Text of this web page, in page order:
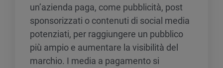
un’azienda paga, come pubblicità, post
sponsorizzati o contenuti di social media
potenziati, per raggiungere un pubblico
più ampio e aumentare la visibilità del
marchio. I media a pagamento si